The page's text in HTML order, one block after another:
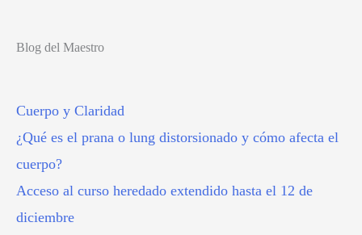
Blog del Maestro
Cuerpo y Claridad
¿Qué es el prana o lung distorsionado y cómo afecta el
cuerpo?
Acceso al curso heredado extendido hasta el 12 de
diciembre